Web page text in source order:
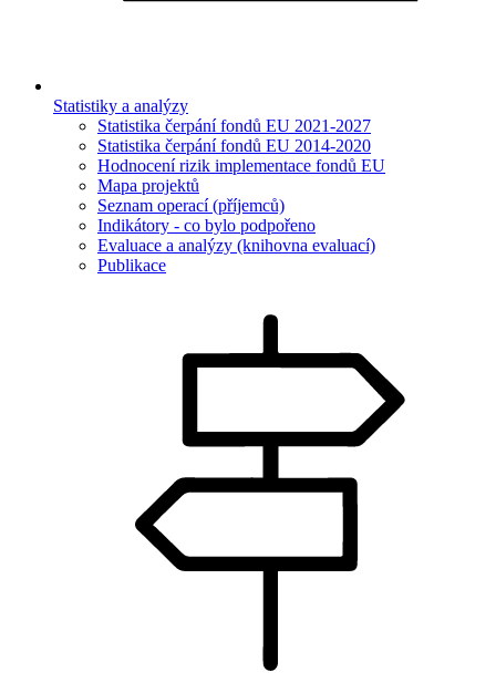
Statistiky a analýzy
Statistika čerpání fondů EU 2021-2027
Statistika čerpání fondů EU 2014-2020
Hodnocení rizik implementace fondů EU
Mapa projektů
Seznam operací (příjemců)
Indikátory - co bylo podpořeno
Evaluace a analýzy (knihovna evaluací)
Publikace